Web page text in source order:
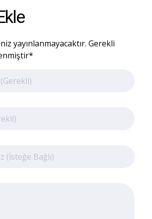
yayınlanmayacaktır. Gerekli